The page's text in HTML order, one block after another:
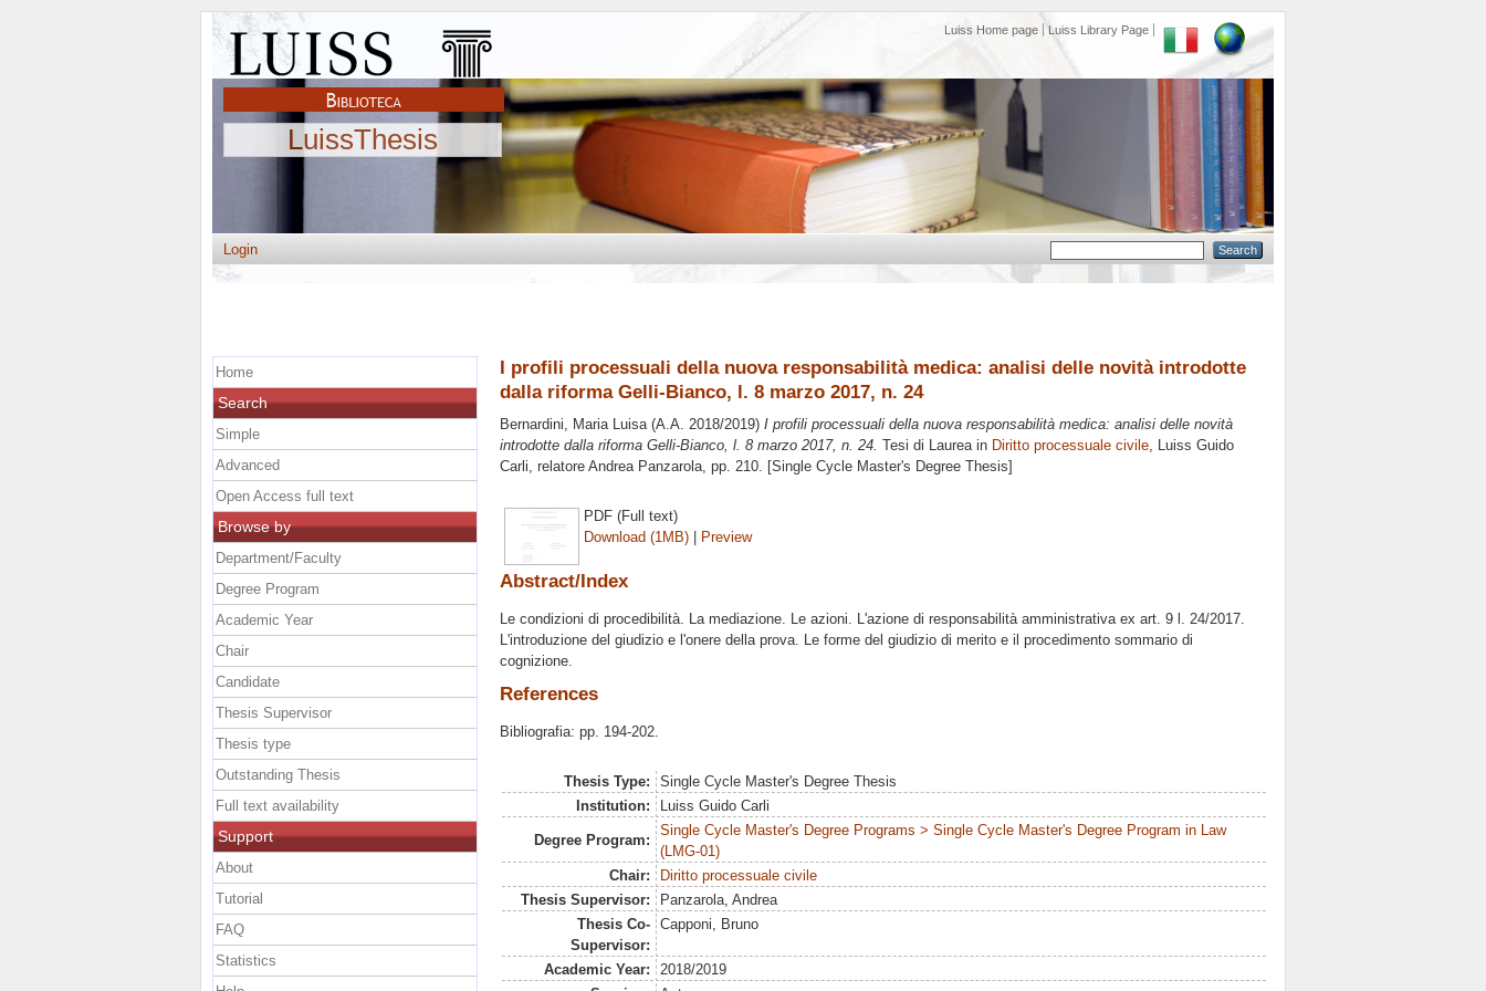
Luiss Home page Luiss Library Page
LuissThesis
Login
I profili processuali della nuova responsabilità medica: analisi delle novità introdotte
dalla riforma Gelli-Bianco, l. 8 marzo 2017, n. 24
Bernardini, Maria Luisa(A.A. 2018/2019) I profili processuali della nuova responsabilità medica: analisi delle novità
introdotte dalla riforma Gelli-Bianco, l. 8 marzo 2017, n. 24. Tesi di Laurea in Diritto processuale civile, Luiss Guido
Carli, relatore Andrea Panzarola, pp. 210. [Single Cycle Master's Degree Thesis]
PDF (Full text)
Download (1MB) | Preview
Abstract/Index
Le condizioni di procedibilità. La mediazione. Le azioni. L'azione di responsabilità amministrativa ex art. 9 l. 24/2017.
L'introduzione del giudizio e l'onere della prova. Le forme del giudizio di merito e il procedimento sommario di
cognizione.
References
Bibliografia: pp. 194-202.
Thesis Type:
Single Cycle Master's Degree Thesis
Institution:
Luiss Guido Carli
Degree Program:
Single Cycle Master's Degree Programs > Single Cycle Master's Degree Program in Law
(LMG-01)
Chair:
Diritto processuale civile
Thesis Supervisor:
Panzarola, Andrea
Thesis Co-
Supervisor:
Capponi, Bruno
Academic Year:
2018/2019
Home
Search
Simple
Advanced
Open Access full text
Browse by
Department/Faculty
Degree Program
Academic Year
Chair
Candidate
Thesis Supervisor
Thesis type
Outstanding Thesis
Full text availability
Support
About
Tutorial
FAQ
Statistics